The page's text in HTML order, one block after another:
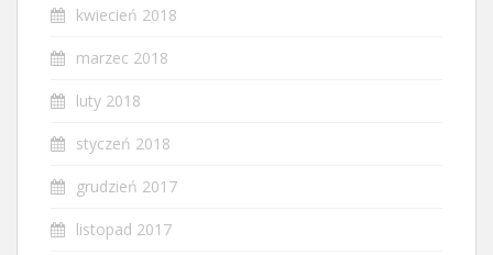
kwiecień 2018
marzec 2018
luty 2018
styczeń 2018
grudzień 2017
listopad 2017